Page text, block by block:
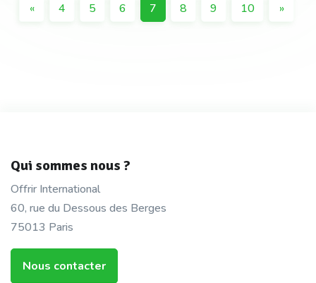
« 4 5 6 7 8 9 10 »
Qui sommes nous ?
Offrir International
60, rue du Dessous des Berges
75013 Paris
Nous contacter